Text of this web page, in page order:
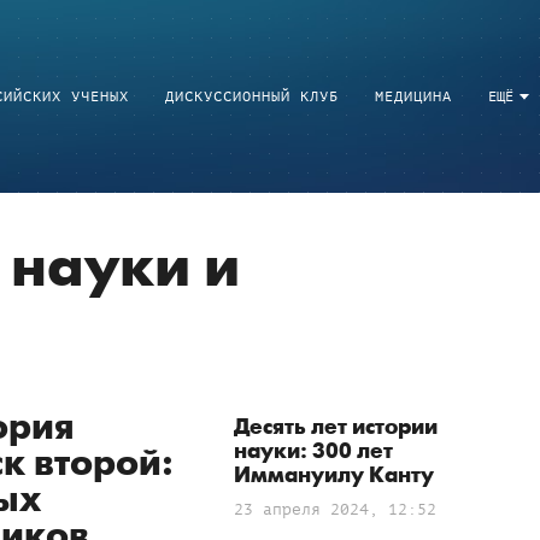
ЕЩЁ
УЧЕНЫХ ДИСКУССИОННЫЙ КЛУБ МЕДИЦИНА
науки и
второй:
Десять лет истории
науки: 300 лет
Иммануилу Канту
23 апреля 2024, 12:52